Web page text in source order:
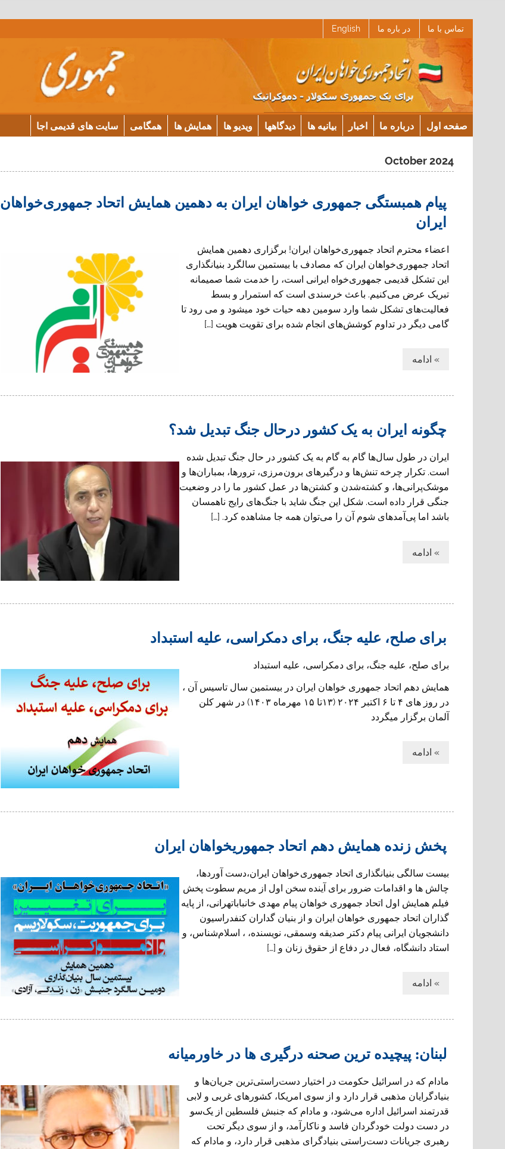
تماس با ما در باره ما English
صفحه اول درباره ما اخبار بیانیه ها دیدگاهها ویدیو ها همایش ها همگامی سایت های قدیمی اجا
October 2024
پیام همبستگی جمهوری خواهان ایران به دهمین همایش اتحاد جمهوری‌خواهان
ایران
اعضاء محترم اتحاد جمهوری‌خواهان ایران! برگزاری دهمین همایش
اتحاد جمهوری‌خواهان ایران که مصادف با بیستمین سالگرد بنیانگذاری
این تشکل قدیمی جمهوری‌خواه ایرانی است، را خدمت شما صمیمانه
تبریک عرض می‌کنیم. باعث خرسندی است که استمرار و بسط
فعالیت‌های تشکل شما وارد سومین دهه حیات خود می‎شود و می رود تا
گامی دیگر در تداوم کوشش‌های انجام شده برای تقویت هویت […]
» ادامه
چگونه ایران به یک کشور درحال جنگ تبدیل شد؟
ایران در طول سال‌ها گام به گام به یک کشور در حال جنگ تبدیل شده
است. تکرار چرخه تنش‌ها و درگیرهای برون‌مرزی، ترورها، بمباران‌ها و
موشک‌پرانی‌ها، و کشته‌شدن و کشتن‌ها در عمل کشور ما را در وضعیت
جنگی قرار داده است. شکل این جنگ شاید با جنگ‌های رایج ناهمسان
باشد اما پی‌آمدهای شوم آن را می‌توان همه جا مشاهده کرد. […]
» ادامه
برای صلح، علیه جنگ، برای دمکراسی، علیه استبداد
برای صلح، علیه جنگ، برای دمکراسی، علیه استبداد
همایش دهم اتحاد جمهوری خواهان ایران در بیستمین سال تاسیس آن ،
در روز های ۴ تا ۶ اکتبر ۲۰۲۴ (۱۳تا ۱۵ مهرماه ۱۴۰۳) در شهر کلن
آلمان برگزار میگردد
» ادامه
پخش زنده همایش دهم اتحاد جمهوریخواهان ایران
بيست سالگی بنيانگذاری اتحاد جمهوری خواهان ايران،دست آوردها،
چالش ها و اقدامات ضرور برای آینده سخن اول از مریم سطوت پخش
فیلم همایش اول اتحاد جمهوری خواهان پیام مهدی خانباباتهرانی، از پایه
گذاران اتحاد جمهوری خواهان ایران و از بنیان گداران کنفدراسیون
دانشجویان ایرانی پیام دکتر صدیقه وسمقی، نویسنده، ، اسلام‌شناس، و
استاد دانشگاه، فعال در دفاع از حقوق زنان و […]
» ادامه
لبنان: پیچیده ترین صحنه درگیری ها در خاورمیانه
مادام که در اسرائیل حکومت در اختیار دست‌راستی‌ترین جریان‌ها و
بنیادگرایان مذهبی قرار دارد و از سوی امریکا، کشورهای غربی و لابی
قدرتمند اسرائیل اداره می‌شود، و مادام که جنبش فلسطین از یک‌سو
در دست دولت خودگردان فاسد و ناکارآمد، و از سوی دیگر تحت
رهبری جریانات دست‌راستی بنیادگرای مذهبی قرار دارد، و مادام که